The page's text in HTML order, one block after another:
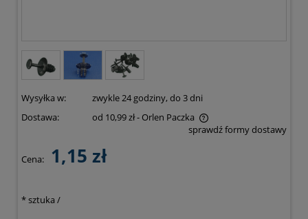
Wysyłka w:
zwykle 24 godziny, do 3 dni
Dostawa:
od 10,99 zł- Orlen Paczka
Cena nie zawiera ewentualnych kosztów płatnościsprawdź formy dostawy
Cena: 1,15 zł
*sztuka /